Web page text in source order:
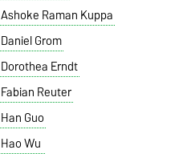
Ashoke Raman Kuppa
Daniel Grom
Dorothea Erndt
Fabian Reuter
Han Guo
Hao Wu